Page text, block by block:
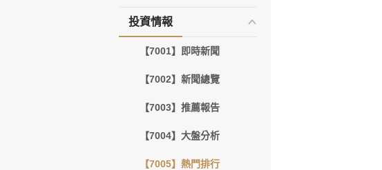
投資情報
【7001】即時新聞
【7002】新聞總覽
【7003】推薦報告
【7004】大盤分析
【7005】熱門排行